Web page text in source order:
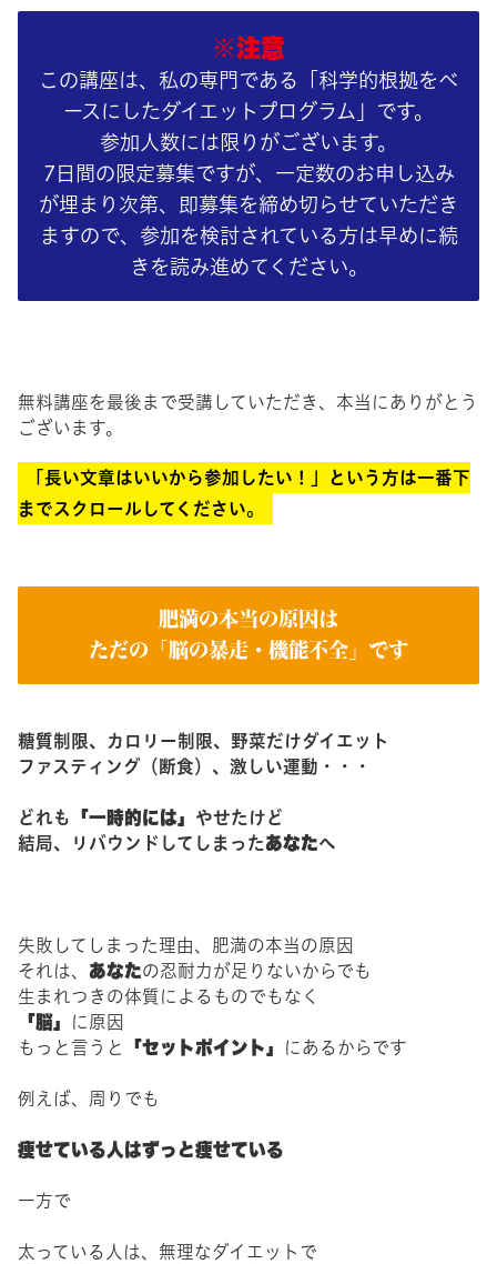
※注意
この講座は、私の専門である「科学的根拠をベ
ースにしたダイエットプログラム」です。
参加人数には限りがございます。
7日間の限定募集ですが、一定数のお申し込み
が埋まり次第、即募集を締め切らせていただき
ますので、参加を検討されている方は早めに続
きを読み進めてください。
無料講座を最後まで受講していただき、本当にありがとう
ございます。
「長い文章はいいから参加したい！」という方は一番下
までスクロールしてください。
肥満の本当の原因は
ただの「脳の暴走・機能不全」です
糖質制限、カロリー制限、野菜だけダイエット
ファスティング（断食）、激しい運動・・・
どれも 「一時的には」 やせたけど
結局、リバウンドしてしまったあなたへ
失敗してしまった理由、肥満の本当の原因
それは、 あなたの忍耐力が足りないからでも
生まれつきの体質によるものでもなく
「脳」 に原因
もっと言うと
「セットポイント」 にあるからです
例えば、周りでも
痩せている人はずっと痩せている
一方で
太っている人は、無理なダイエットで